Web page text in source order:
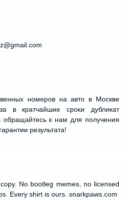
номеров на авто в Москве
в кратчайшие сроки дубликат
обращайтесь к нам для получения
результата!
No bootleg memes, no licensed
Every shirt is ours. snarkpaws.com